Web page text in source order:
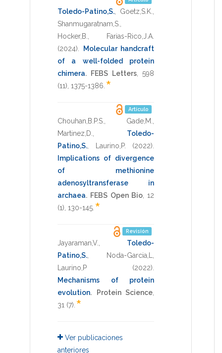
Toledo-Patino,S., Goetz,S.K.,
Shanmugaratnam,S.,
Hocker,B.,
Farias-Rico,J.A.
(2024).
Molecular handcraft
of a well-folded protein
chimera. FEBS Letters,598
(11), 1375-1386. *
Artículo
Chouhan,B.P.S., Gade,M.,
Martinez,D., Toledo-
Patino,S., Laurino,P. (2022).
Implications of divergence
of methionine
adenosyltransferase in
archaea. FEBS Open Bio, 12
(1), 130-145. *
Revisión
Jayaraman,V., Toledo-
Patino,S., Noda-Garcia,L,
Laurino,P
(2022).
Mechanisms of protein
evolution. Protein Science,
31 (7). *
Ver publicaciones
anteriores